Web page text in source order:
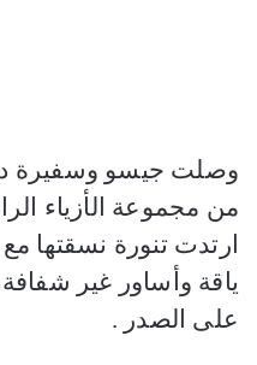
وصلت جيسو وسفيرة
من مجموعة الأزياء
ارتدت تنورة نسقتها
ياقة وأساور غير
على الصدر .